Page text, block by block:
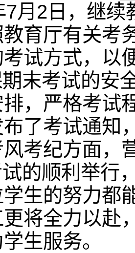
7月2日，继
育厅有关考
试方式，以
末考试的安
，严格考试
了考试通知
考纪方面，
的顺利举行
生的努力都
将全力以赴
生服务。